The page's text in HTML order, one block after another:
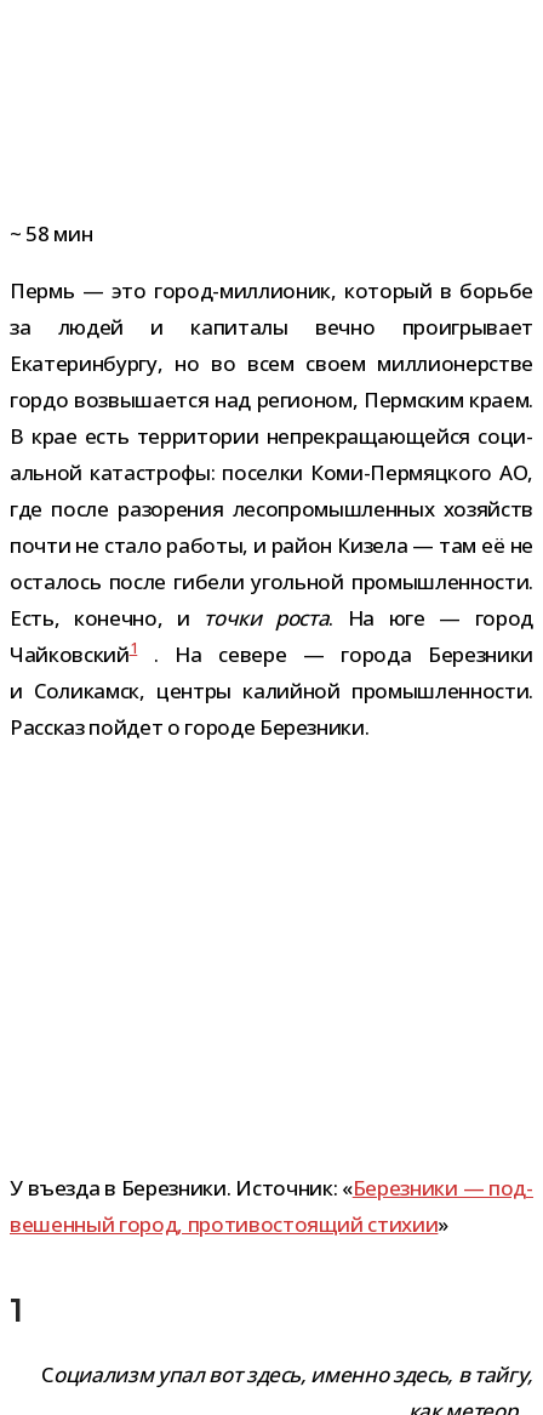
~ 58 мин
Пермь — это город-​миллионик, кото­рый в борьбе
за людей и капи­талы вечно про­иг­ры­вает
Екатеринбургу, но во всем своем мил­ли­о­нер­стве
гордо воз­вы­ша­ется над реги­о­ном, Пермским краем.
В крае есть тер­ри­то­рии непре­кра­ща­ю­щейся соци­
аль­ной ката­строфы: поселки Коми-​Пермяцкого АО,
где после разо­ре­ния лесо­про­мыш­лен­ных хозяйств
почти не стало работы, и район Кизела — там её не
оста­лось после гибели уголь­ной про­мыш­лен­но­сти.
Есть, конечно, и точки роста. На юге — город
Чайковский1. На севере — города Березники
и Соликамск, цен­тры калий­ной про­мыш­лен­но­сти.
Рассказ пой­дет о городе Березники.
У въезда в Березники. Источник: «Березники — под­
ве­шен­ный город, про­ти­во­сто­я­щий сти­хии»
1
Соци­а­лизм упал вот здесь, именно здесь, в тайгу,